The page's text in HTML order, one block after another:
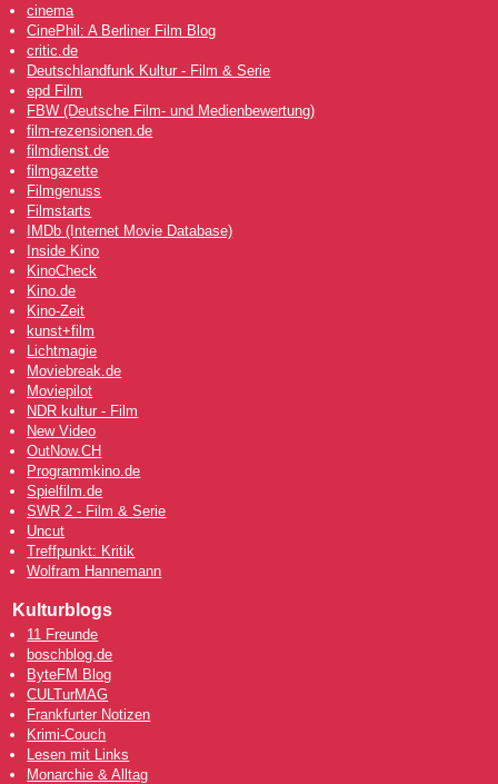
cinema
CinePhil: A Berliner Film Blog
critic.de
Deutschlandfunk Kultur - Film & Serie
epd Film
FBW (Deutsche Film- und Medienbewertung)
film-rezensionen.de
filmdienst.de
filmgazette
Filmgenuss
Filmstarts
IMDb (Internet Movie Database)
Inside Kino
KinoCheck
Kino.de
Kino-Zeit
kunst+film
Lichtmagie
Moviebreak.de
Moviepilot
NDR kultur - Film
New Video
OutNow.CH
Programmkino.de
Spielfilm.de
SWR 2 - Film & Serie
Uncut
Treffpunkt: Kritik
Wolfram Hannemann
Kulturblogs
11 Freunde
boschblog.de
ByteFM Blog
CULTurMAG
Frankfurter Notizen
Krimi-Couch
Lesen mit Links
Monarchie & Alltag